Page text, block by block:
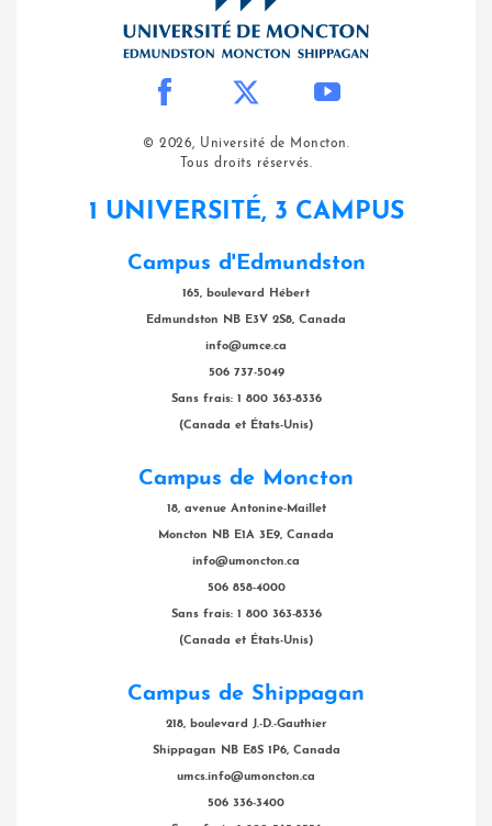
© 2026, Université de Moncton.
Tous droits réservés.
1 UNIVERSITÉ, 3 CAMPUS
Campus d'Edmundston
165, boulevard Hébert
Edmundston NB E3V 2S8, Canada
info@umce.ca
506 737-5049
Sans frais: 1 800 363-8336
(Canada et États-Unis)
Campus de Moncton
18, avenue Antonine-Maillet
Moncton NB E1A 3E9, Canada
info@umoncton.ca
506 858-4000
Sans frais: 1 800 363-8336
(Canada et États-Unis)
Campus de Shippagan
218, boulevard J.-D.-Gauthier
Shippagan NB E8S 1P6, Canada
umcs.info@umoncton.ca
506 336-3400